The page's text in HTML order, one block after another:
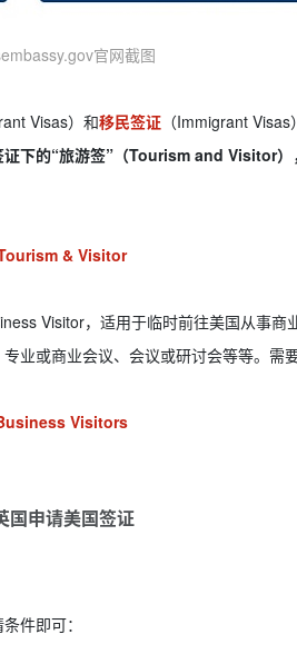
官网截图
Visas）和移民签证 （Immigrant
证下的“旅游签”（Tourism and Visitor
& Visitor
Visitor，适用于临时前往美国从事商
业或商业会议、会议或研讨会等等。需
Visitors
国申请美国签证
件即可：